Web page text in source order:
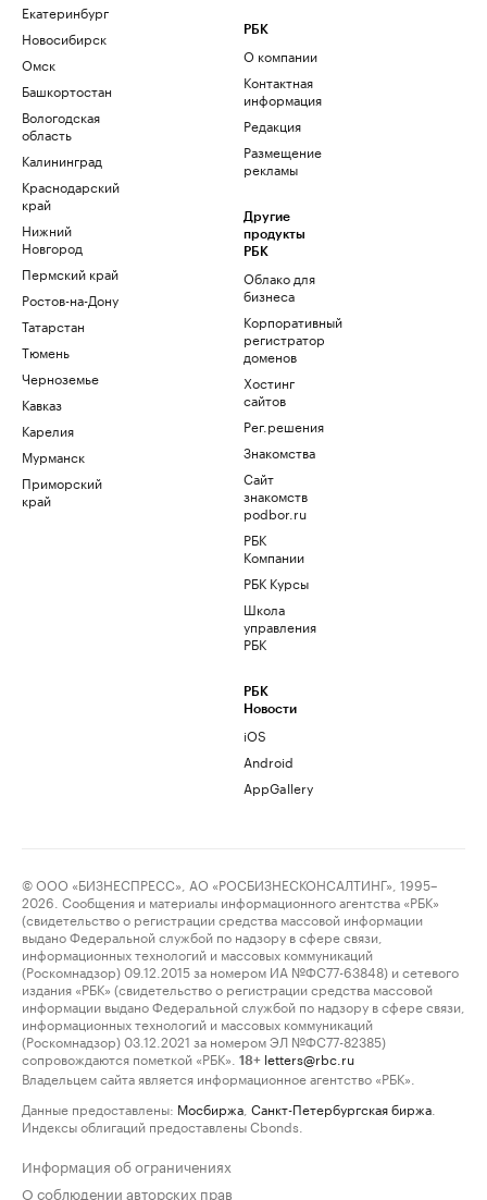
Екатеринбург
Новосибирск
Омск
Башкортостан
Вологодская
область
Калининград
Краснодарский
край
Нижний
Новгород
Пермский край
Ростов-на-Дону
Татарстан
Тюмень
Черноземье
Кавказ
Карелия
Мурманск
Приморский
край
РБК
О компании
Контактная
информация
Редакция
Размещение
рекламы
Другие
продукты
РБК
Облако для
бизнеса
Корпоративный
регистратор
доменов
Хостинг
сайтов
Рег.решения
Знакомства
Сайт
знакомств
podbor.ru
РБК
Компании
РБК Курсы
Школа
управления
РБК
РБК
Новости
iOS
Android
AppGallery
© ООО «БИЗНЕСПРЕСС», АО «РОСБИЗНЕСКОНСАЛТИНГ», 1995–
2026. Сообщения и материалы информационного агентства «РБК»
(свидетельство о регистрации средства массовой информации
выдано Федеральной службой по надзору в сфере связи,
информационных технологий и массовых коммуникаций
(Роскомнадзор) 09.12.2015 за номером ИА №ФС77-63848) и сетевого
издания «РБК» (свидетельство о регистрации средства массовой
информации выдано Федеральной службой по надзору в сфере связи,
информационных технологий и массовых коммуникаций
(Роскомнадзор) 03.12.2021 за номером ЭЛ №ФС77-82385)
сопровождаются пометкой «РБК».
18+ letters@rbc.ru
Владельцем сайта является информационное агентство «РБК».
Данные предоставлены: Мосбиржа Санкт-Петербургская биржа
Индексы облигаций предоставлены Cbonds.
Информация об ограничениях
О соблюдении авторских прав